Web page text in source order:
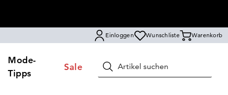
Einloggen Wunschliste Warenkorb
Mode-
Tipps
Sale Suchen